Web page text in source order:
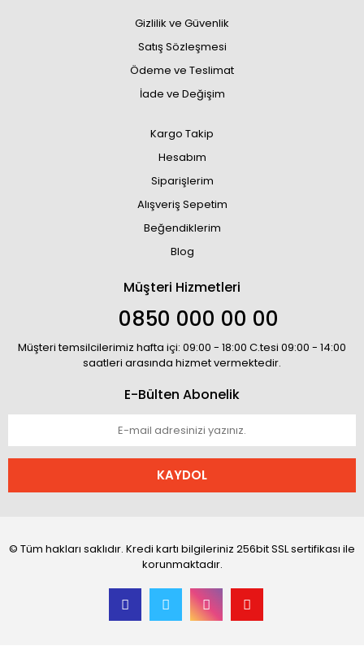
Gizlilik ve Güvenlik
Satış Sözleşmesi
Ödeme ve Teslimat
İade ve Değişim
Kargo Takip
Hesabım
Siparişlerim
Alışveriş Sepetim
Beğendiklerim
Blog
Müşteri Hizmetleri
0850 000 00 00
Müşteri temsilcilerimiz hafta içi: 09:00 - 18:00 C.tesi 09:00 - 14:00
saatleri arasında hizmet vermektedir.
E-Bülten Abonelik
KAYDOL
© Tüm hakları saklıdır. Kredi kartı bilgileriniz 256bit SSL sertifikası ile
korunmaktadır.